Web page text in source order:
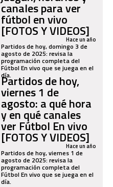
canales para ver
fútbol en vivo
[FOTOS Y VIDEOS]
Hace un año
Partidos de hoy, domingo 3 de
agosto de 2025: revisa la
programación completa del
Fútbol En vivo que se juega en el
día.
Partidos de hoy,
viernes 1 de
agosto: a qué hora
y en qué canales
ver Fútbol En vivo
[FOTOS Y VIDEOS]
Hace un año
Partidos de hoy, viernes 1 de
agosto de 2025: revisa la
programación completa del
Fútbol En vivo que se juega en el
día.